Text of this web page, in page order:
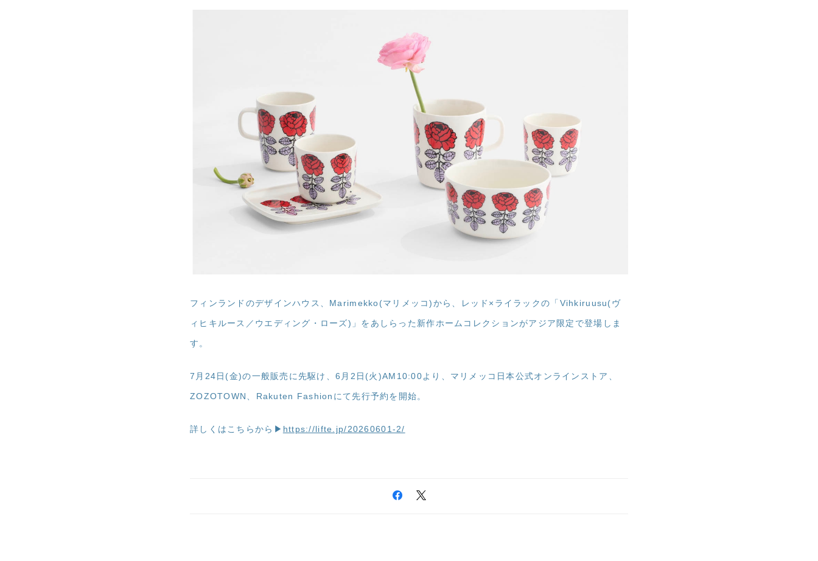
フィンランドのデザインハウス、Marimekko(マリメッコ)から、レッド×ライラックの「Vihkiruusu(ヴ
ィヒキルース／ウエディング・ローズ)」をあしらった新作ホームコレクションがアジア限定で登場しま
す。
7月24日(金)の一般販売に先駆け、6月2日(火)AM10:00より、マリメッコ日本公式オンラインストア、
ZOZOTOWN、Rakuten Fashionにて先行予約を開始。
詳しくはこちらから▶ https://lifte.jp/20260601-2/